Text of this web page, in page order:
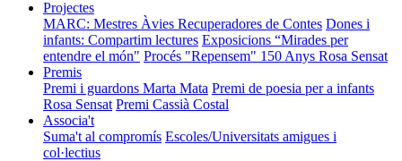
Projectes
MARC: Mestres Àvies Recuperadores de Contes Dones i
infants: Compartim lectures Exposicions “Mirades per
entendre el món" Procés "Repensem" 150 Anys Rosa Sensat
Premis
Premi i guardons Marta Mata Premi de poesia per a infants
Rosa Sensat Premi Cassià Costal
Associa't
Suma't al compromís Escoles/Universitats amigues i
col·lectius